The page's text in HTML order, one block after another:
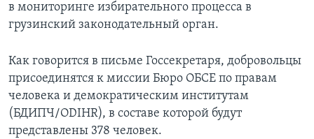
в мониторинге избирательного процесса в
грузинский законодательный орган.
Как говорится в письме Госсекретаря, добровольцы
присоединятся к миссии Бюро ОБСЕ по правам
человека и демократическим институтам
(БДИПЧ/ODIHR), в составе которой будут
представлены 378 человек.